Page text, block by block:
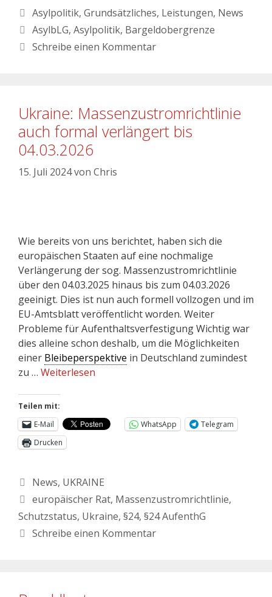
Asylpolitik, Grundsätzliches, Leistungen, News
AsylbLG, Asylpolitik, Bargeldobergrenze
Schreibe einen Kommentar
Ukraine: Massenzustromrichtlinie
auch formal verlängert bis
04.03.2026
15. Juli 2024von Chris
Wie bereits von uns berichtet, haben sich die
europäischen Staaten auf eine nochmalige
Verlängerung der sog. Massenzustromrichtlinie
über den 04.03.2025 hinaus bis zum 04.03.2026
geeinigt. Dies ist nun auch formell vollzogen und im
EU-Amtsblatt veröffentlicht worden. Weiter
Probleme für Aufenthaltsverfestigung Wichtig war
dies alleine schon deshalb, um die Möglichkeiten
einer Bleibeperspektive in Deutschland zumindest
zu … Weiterlesen
Teilen mit:
E-Mail
WhatsApp
Telegram
Drucken
News, UKRAINE
europäischer Rat, Massenzustromrichtlinie,
Schutzstatus, Ukraine, §24, §24 AufenthG
Schreibe einen Kommentar